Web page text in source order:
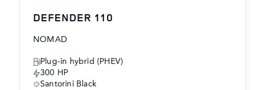
DEFENDER 110
NOMAD
Plug-in hybrid (PHEV)
300 HP
Santorini Black